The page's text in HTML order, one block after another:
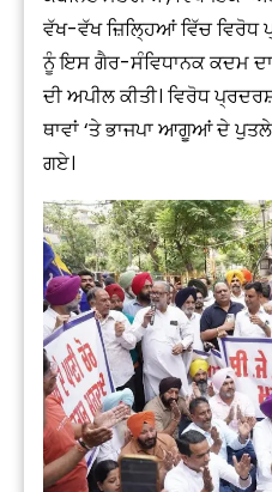
ਵੱਖ-ਵੱਖ ਜ਼ਿਲ੍ਹਿਆਂ ਵਿੱਚ
ਨੂੰ ਇਸ ਗੈਰ-ਸੰਵਿਧਾਨਕ ਕਦਮ
ਦੀ ਅਪੀਲ ਕੀਤੀ। ਵਿਰੋਧ
ਥਾਵਾਂ ‘ਤੇ ਭਾਜਪਾ ਆਗੂਆਂ ਦੇ
ਗਏ।